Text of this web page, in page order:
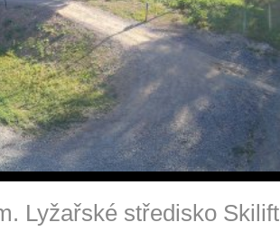
Lyžařské středisko Skilift